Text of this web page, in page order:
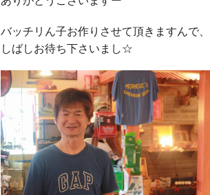
バッチリん子お作りさせて頂きますんで、
しばしお待ち下さいまし☆